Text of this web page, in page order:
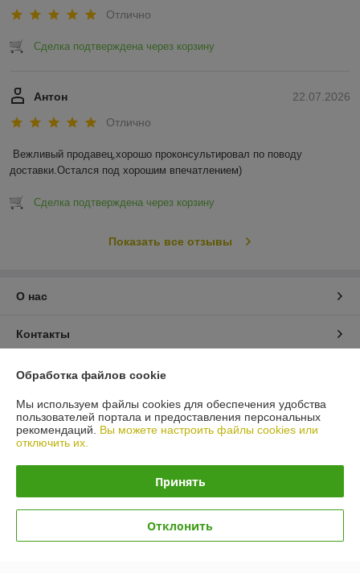
Отлично
Сделка подтверждена через корзину
22.07.2026
Антон
Отлично
Вежливый продавец,хорошо проконсультировал по поводу
доставки.Остался под хорошим впечатлением)
Сделка подтверждена через корзину
Показать все отзывы
О нас
Контакты
Доставка и оплата
График работы
Полная версия сайта
Политика обработки cookies
Сайт создан на платформе Deal.by
Обработка файлов cookie
Мы используем файлы cookies для обеспечения удобства
пользователей портала и предоставления персональных
рекомендаций. Вы можете настроить файлы cookies или
отключить их.
Принять
Отклонить